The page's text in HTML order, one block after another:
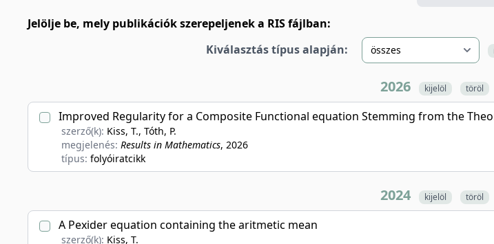
Jelölje be, mely publikációk szerepeljenek a RIS fájlban:
Kiválasztás típus alapján:
2026 kijelöl töröl
Improved Regularity for a Composite Functional equation Stemming from the
szerző(k): Kiss, T., Tóth, P.
megjelenés: Results in Mathematics, 2026
típus: folyóiratcikk
2024 kijelöl töröl
A Pexider equation containing the aritmetic mean
szerző(k): Kiss, T.